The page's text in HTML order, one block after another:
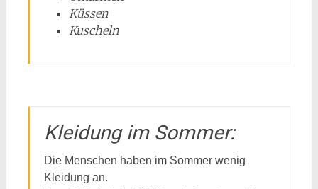
Küssen
Kuscheln
Kleidung im Sommer:
Die Menschen haben im Sommer wenig
Kleidung an.